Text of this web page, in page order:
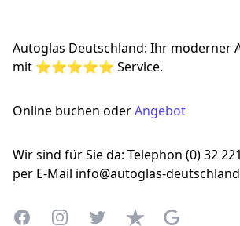
Autoglas Deutschland: Ihr moderner
mit ⭐⭐⭐⭐⭐ Service.
Online buchen oderAngebot
Wir sind für Sie da: Telephon (0) 32
per E-Mail info@autoglas-
FacebookInstagramTwitterTrustpilotGoogle